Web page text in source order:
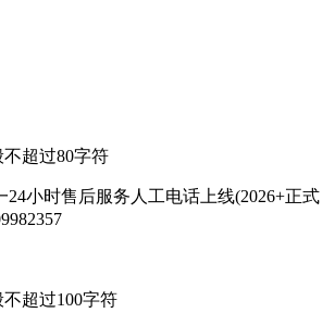
超过80字符
24小时售后服务人工电话上线(2026+正式
超过100字符